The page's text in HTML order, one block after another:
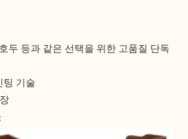
두 등과 같은 선택을 위한 고품질 단독
팅 기술